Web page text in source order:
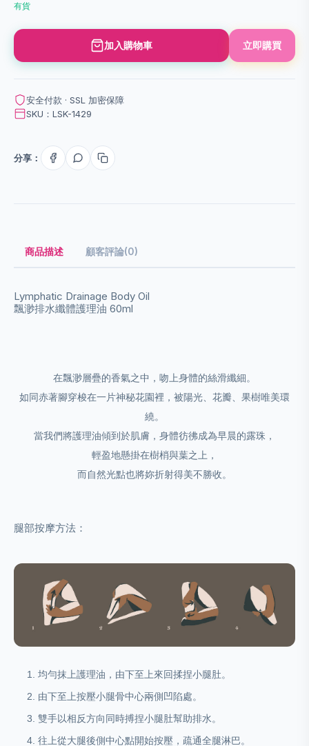
有貨
加入購物車 立即購買
安全付款 · SSL 加密保障
SKU：LSK-1429
分享：
商品描述 顧客評論(0)
Lymphatic Drainage Body Oil
飄渺排⽔纖體護理油 60ml
在飄渺層疊的⾹氣之中，吻上身體的絲滑纖細。
如同⾚著腳穿梭在⼀⽚神秘花園裡，被陽光、花瓣、果樹唯美環
繞。
當我們將護理油傾到於肌膚，身體彷彿成為早晨的露珠，
輕盈地懸掛在樹梢與葉之上，
⽽⾃然光點也將妳折射得美不勝收。
腿部按摩方法：
均勻抹上護理油，由下至上來回揉捏小腿肚。
由下至上按壓小腿骨中心兩側凹陷處。
雙手以相反方向同時搏捏小腿肚幫助排水。
往上從大腿後側中心點開始按壓，疏通全腿淋巴。